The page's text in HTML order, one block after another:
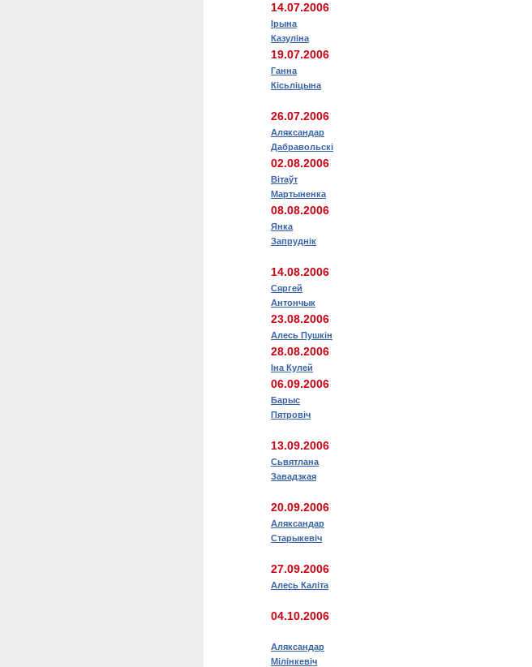
14.07.2006
Ірына
Казуліна
19.07.2006
Ганна
Кісьліцына
26.07.2006
Аляксандар
Дабравольскі
02.08.2006
Вітаўт
Мартыненка
08.08.2006
Янка
Запруднік
14.08.2006
Сяргей
Антончык
23.08.2006
Алесь Пушкін
28.08.2006
Іна Кулей
06.09.2006
Барыс
Пятровіч
13.09.2006
Сьвятлана
Завадзкая
20.09.2006
Аляксандар
Старыкевіч
27.09.2006
Алесь Каліта
04.10.2006
Аляксандар
Мілінкевіч